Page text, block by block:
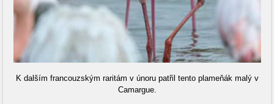
K dalším francouzským raritám v únoru patřil tento plameňák malý v
Camargue.